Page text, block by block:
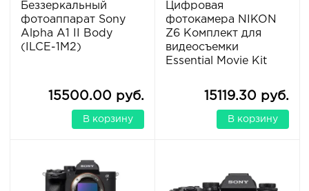
Беззеркальный
фотоаппарат Sony
Alpha A1 II Body
(ILCE-1M2)
15500.00 руб.
В корзину
Цифровая
фотокамера NIKON
Z6 Комплект для
видеосъемки
Essential Movie Kit
15119.30 руб.
В корзину